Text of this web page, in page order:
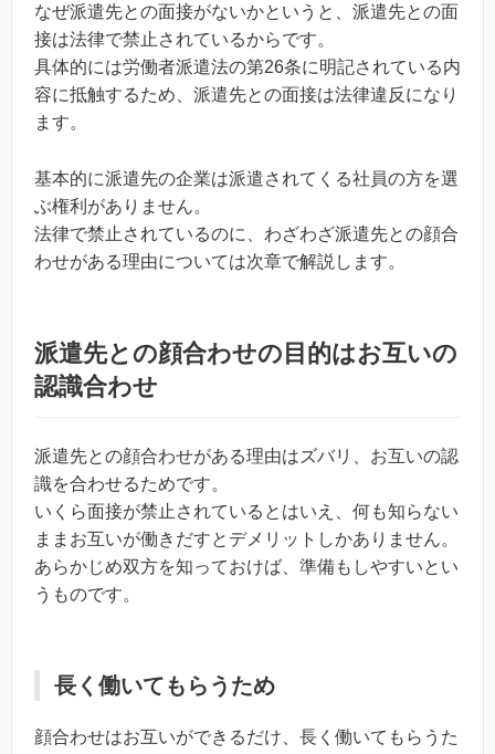
なぜ派遣先との面接がないかというと、派遣先との面
接は法律で禁止されているからです。
具体的には労働者派遣法の第26条に明記されている内
容に抵触するため、派遣先との面接は法律違反になり
ます。
基本的に派遣先の企業は派遣されてくる社員の方を選
ぶ権利がありません。
法律で禁止されているのに、わざわざ派遣先との顔合
わせがある理由については次章で解説します。
派遣先との顔合わせの目的はお互いの
認識合わせ
派遣先との顔合わせがある理由はズバリ、お互いの認
識を合わせるためです。
いくら面接が禁止されているとはいえ、何も知らない
ままお互いが働きだすとデメリットしかありません。
あらかじめ双方を知っておけば、準備もしやすいとい
うものです。
長く働いてもらうため
顔合わせはお互いができるだけ、長く働いてもらうた